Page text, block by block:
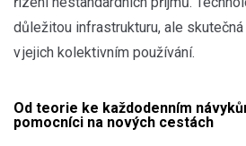
důležitou infrastrukturu, ale
v jejich kolektivním používání.
Od teorie ke každodenním
pomocníci na nových cestách